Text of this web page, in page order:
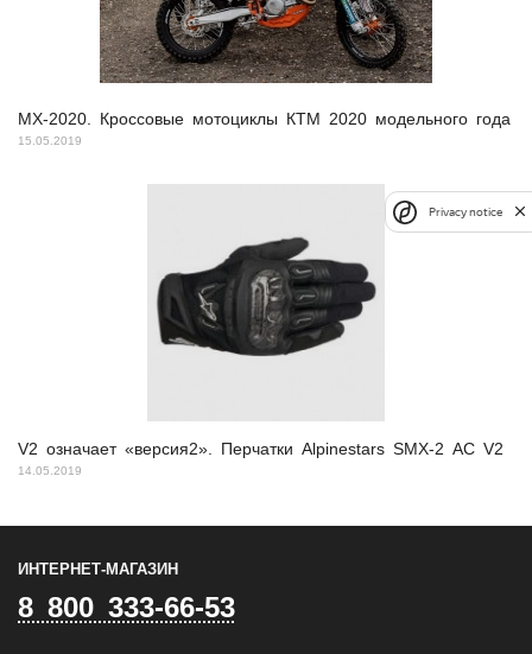
MX-2020. Кроссовые мотоциклы КТМ 2020 модельного года
15.05.2019
V2 означает «версия2». Перчатки Alpinestars SMX-2 AC V2
14.05.2019
ИНТЕРНЕТ-МАГАЗИН
8 800 333-66-53
Privacy notice